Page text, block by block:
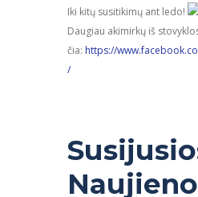
Iki kitų susitikimų ant ledo!
Daugiau akimirkų iš
čia: https://
/